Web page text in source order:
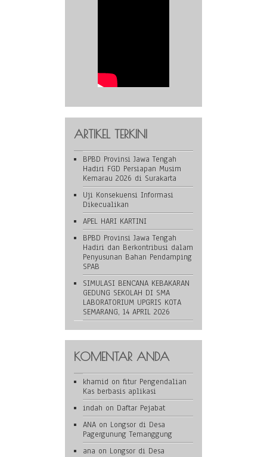
ARTIKEL TERKINI
BPBD Provinsi Jawa Tengah
Hadiri FGD Persiapan Musim
Kemarau 2026 di Surakarta
Uji Konsekuensi Informasi
Dikecualikan
APEL HARI KARTINI
BPBD Provinsi Jawa Tengah
Hadiri dan Berkontribusi dalam
Penyusunan Bahan Pendamping
SPAB
SIMULASI BENCANA KEBAKARAN
GEDUNG SEKOLAH DI SMA
LABORATORIUM UPGRIS KOTA
SEMARANG, 14 APRIL 2026
KOMENTAR ANDA
khamid on fitur Pengendalian
Kas berbasis aplikasi
indah on Daftar Pejabat
ANA on Longsor di Desa
Pagergunung Temanggung
ana on Longsor di Desa